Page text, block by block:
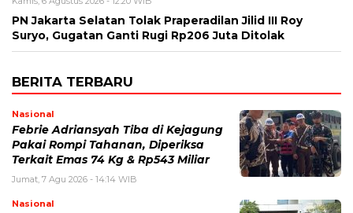
PN Jakarta Selatan Tolak Praperadilan Jilid III Roy
Suryo, Gugatan Ganti Rugi Rp206 Juta Ditolak
BERITA TERBARU
Nasional
Febrie Adriansyah Tiba di Kejagung
Pakai Rompi Tahanan, Diperiksa
Terkait Emas 74 Kg & Rp543 Miliar
Jumat, 7 Agu 2026 - 14:14 WIB
Nasional